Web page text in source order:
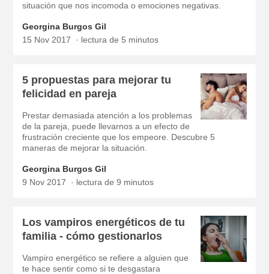
situación que nos incomoda o emociones negativas.
Georgina Burgos Gil
15 Nov 2017
lectura de 5 minutos
5 propuestas para mejorar tu
felicidad en pareja
Prestar demasiada atención a los problemas
de la pareja, puede llevarnos a un efecto de
frustración creciente que los empeore. Descubre 5
maneras de mejorar la situación.
Georgina Burgos Gil
9 Nov 2017
lectura de 9 minutos
Los vampiros energéticos de tu
familia - cómo gestionarlos
Vampiro energético se refiere a alguien que
te hace sentir como si te desgastara